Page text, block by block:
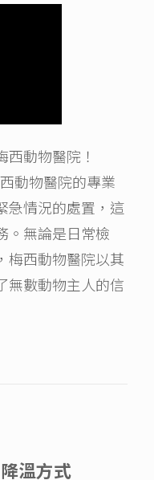
動物醫院！
動物醫院的專業
急情況的處置，這
。無論是日常檢
梅西動物醫院以其
無數動物主人的信